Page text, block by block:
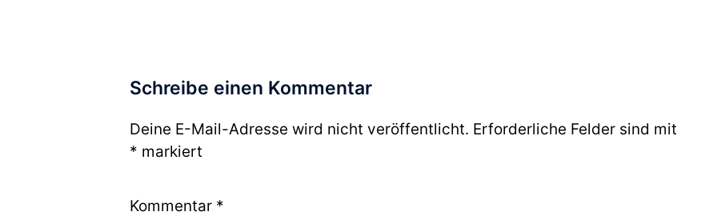
Schreibe einen Kommentar
Deine E-Mail-Adresse wird nicht veröffentlicht. Erforderliche Felder sind mit
* markiert
Kommentar *